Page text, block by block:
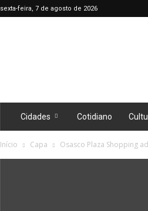
sexta-feira, 7 de agosto de 2026
Cidades Cotidiano
Início Capa Osasco Plaza Shopping